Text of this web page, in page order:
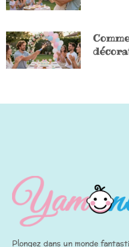
Plongez dans un monde